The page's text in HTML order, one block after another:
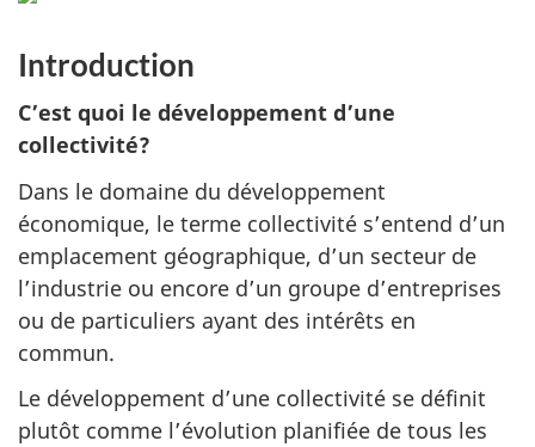
Introduction
C’est quoi le développement d’une
collectivité?
Dans le domaine du développement
économique, le terme collectivité s’entend d’un
emplacement géographique, d’un secteur de
l’industrie ou encore d’un groupe d’entreprises
ou de particuliers ayant des intérêts en
commun.
Le développement d’une collectivité se définit
plutôt comme l’évolution planifiée de tous les